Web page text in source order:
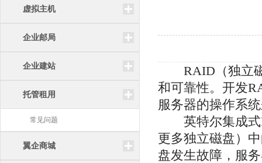
虚拟主机
企业邮局
企业建站
托管租用
常见问题
翼企商城
RAID（独立
和可靠性。开发
服务器的操作系
英特尔集成
更多独立磁盘）
盘发生故障，服